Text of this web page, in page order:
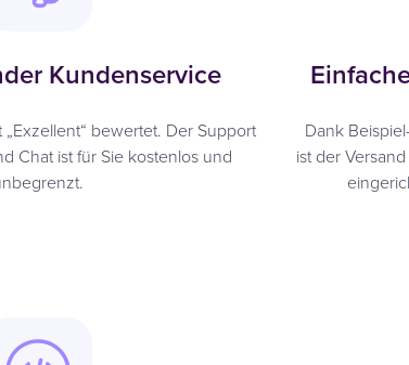
Kundenservice
bewertet. Der Support
Chat ist für Sie kostenlos und
Dank
ist der